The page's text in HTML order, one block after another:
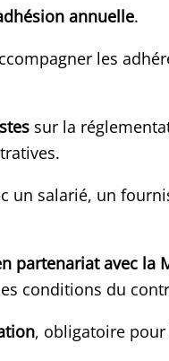
annuelle.
les
sur la
un salarié, un
partenariat avec la
conditions du
, obligatoire pour